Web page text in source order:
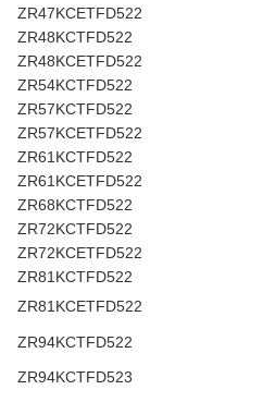
ZR47KCETFD522
ZR48KCTFD522
ZR48KCETFD522
ZR54KCTFD522
ZR57KCTFD522
ZR57KCETFD522
ZR61KCTFD522
ZR61KCETFD522
ZR68KCTFD522
ZR72KCTFD522
ZR72KCETFD522
ZR81KCTFD522
ZR81KCETFD522
ZR94KCTFD522
ZR94KCTFD523